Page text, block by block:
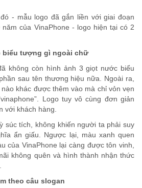
- mẫu logo đã gắn liền với giai đoạn
của VinaPhone - logo hiện tại có 2
biểu tượng gì ngoài chữ
không còn hình ảnh 3 giọt nước biểu
sau tên thương hiệu nữa. Ngoài ra,
khác được thêm vào mà chỉ vỏn vẹn
Logo tuy vô cùng đơn giản
với khách hàng.
súc tích, không khiến người ta phải suy
ẩn giấu. Ngược lại, màu xanh quen
của VinaPhone lại càng được tôn vinh,
không quên và hình thành nhận thức
theo câu slogan